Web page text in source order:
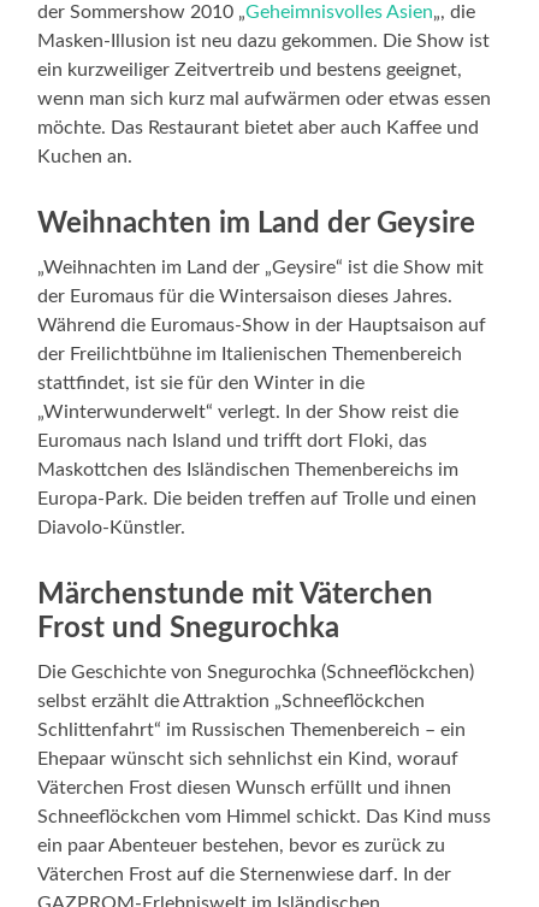
der Sommershow 2010 „Geheimnisvolles Asien„, die
Masken-Illusion ist neu dazu gekommen. Die Show ist
ein kurzweiliger Zeitvertreib und bestens geeignet,
wenn man sich kurz mal aufwärmen oder etwas essen
möchte. Das Restaurant bietet aber auch Kaffee und
Kuchen an.
Weihnachten im Land der Geysire
„Weihnachten im Land der „Geysire“ ist die Show mit
der Euromaus für die Wintersaison dieses Jahres.
Während die Euromaus-Show in der Hauptsaison auf
der Freilichtbühne im Italienischen Themenbereich
stattfindet, ist sie für den Winter in die
„Winterwunderwelt“ verlegt. In der Show reist die
Euromaus nach Island und trifft dort Floki, das
Maskottchen des Isländischen Themenbereichs im
Europa-Park. Die beiden treffen auf Trolle und einen
Diavolo-Künstler.
Märchenstunde mit Väterchen
Frost und Snegurochka
Die Geschichte von Snegurochka (Schneeflöckchen)
selbst erzählt die Attraktion „Schneeflöckchen
Schlittenfahrt“ im Russischen Themenbereich – ein
Ehepaar wünscht sich sehnlichst ein Kind, worauf
Väterchen Frost diesen Wunsch erfüllt und ihnen
Schneeflöckchen vom Himmel schickt. Das Kind muss
ein paar Abenteuer bestehen, bevor es zurück zu
Väterchen Frost auf die Sternenwiese darf. In der
GAZPROM-Erlebniswelt im Isländischen